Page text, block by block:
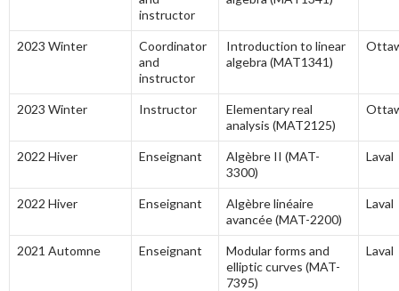
instructor
2023 Winter
Coordinator
and
instructor
Introduction to linear
algebra (MAT1341)
2023 Winter Instructor
Elementary real
analysis (MAT2125)
2022 Hiver Enseignant
Algèbre II (MAT-
3300)
Laval
2022 Hiver Enseignant
Algèbre linéaire
avancée (MAT-2200)
Laval
2021 Automne Enseignant
Modular forms and
elliptic curves (MAT-
7395)
Laval